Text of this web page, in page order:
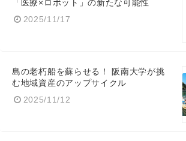
「医療×ロボット」の新たな可能性
2025/11/17
島の老朽船を蘇らせる！ 阪南大学が挑
む地域資産のアップサイクル
2025/11/12